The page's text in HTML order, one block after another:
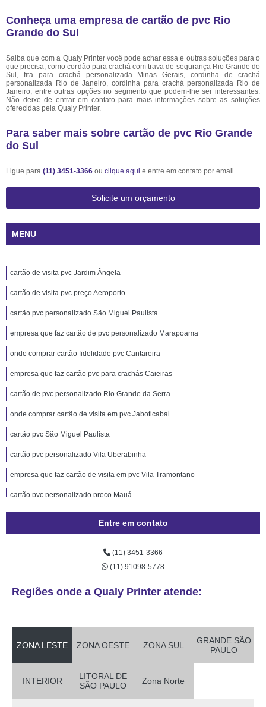
Conheça uma empresa de cartão de pvc Rio
Grande do Sul
Saiba que com a Qualy Printer você pode achar essa e outras soluções para o
que precisa, como cordão para crachá com trava de segurança Rio Grande do
Sul, fita para crachá personalizada Minas Gerais, cordinha de crachá
personalizada Rio de Janeiro, cordinha para crachá personalizada Rio de
Janeiro, entre outras opções no segmento que podem-lhe ser interessantes.
Não deixe de entrar em contato para mais informações sobre as soluções
oferecidas pela Qualy Printer.
Para saber mais sobre cartão de pvc Rio Grande
do Sul
Ligue para (11) 3451-3366 ou clique aqui e entre em contato por email.
Solicite um orçamento
MENU
cartão de visita pvc Jardim Ângela
cartão de visita pvc preço Aeroporto
cartão pvc personalizado São Miguel Paulista
empresa que faz cartão de pvc personalizado Marapoama
onde comprar cartão fidelidade pvc Cantareira
empresa que faz cartão pvc para crachás Caieiras
cartão de pvc personalizado Rio Grande da Serra
onde comprar cartão de visita em pvc Jaboticabal
cartão pvc São Miguel Paulista
cartão pvc personalizado Vila Uberabinha
empresa que faz cartão de visita em pvc Vila Tramontano
cartão pvc personalizado preço Mauá
cartão em pvc personalizado Sapopemba
empresa que faz cartão de acesso pvc Limeira
onde comprar cartão de acesso pvc Carandiru
onde comprar cartão de visita pvc Parque São Lucas
onde comprar cartão pvc personalizado Jandira
Entre em contato
(11) 3451-3366
(11) 91098-5778
Regiões onde a Qualy Printer atende:
ZONA LESTE ZONA OESTE ZONA SUL
GRANDE SÃO
PAULO
INTERIOR
LITORAL DE
SÃO PAULO
Zona Norte